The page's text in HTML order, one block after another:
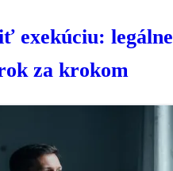
exekúciu: legálne
za krokom